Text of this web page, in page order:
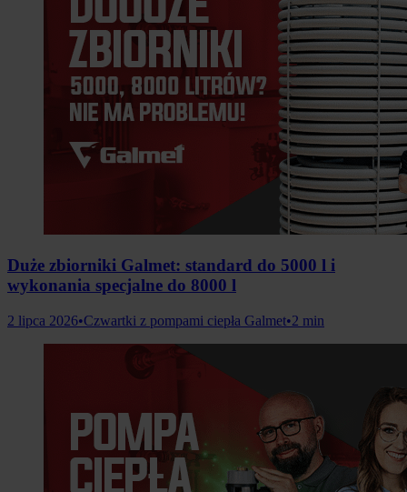
Duże zbiorniki Galmet: standard do 5000 l i
wykonania specjalne do 8000 l
2 lipca 2026•Czwartki z pompami ciepła Galmet•2 min